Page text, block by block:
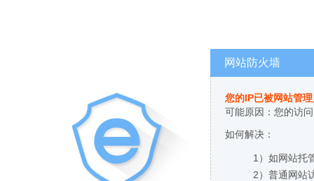
网站防火墙
您的IP已被网站管
可能原因：您的访
如何解决：
1）如网站托
2）普通网站